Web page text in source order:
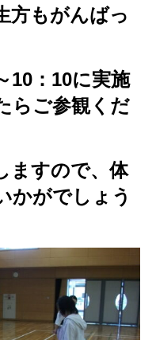
方もがんばっ
10：10に実施
らご参観くだ
ますので、体
かがでしょう